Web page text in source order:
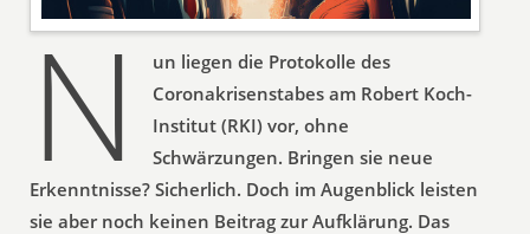
N
un liegen die Protokolle des
Coronakrisenstabes am Robert Koch-
Institut (RKI) vor, ohne
Schwärzungen. Bringen sie neue
Erkenntnisse? Sicherlich. Doch im Augenblick leisten
sie aber noch keinen Beitrag zur Aufklärung. Das